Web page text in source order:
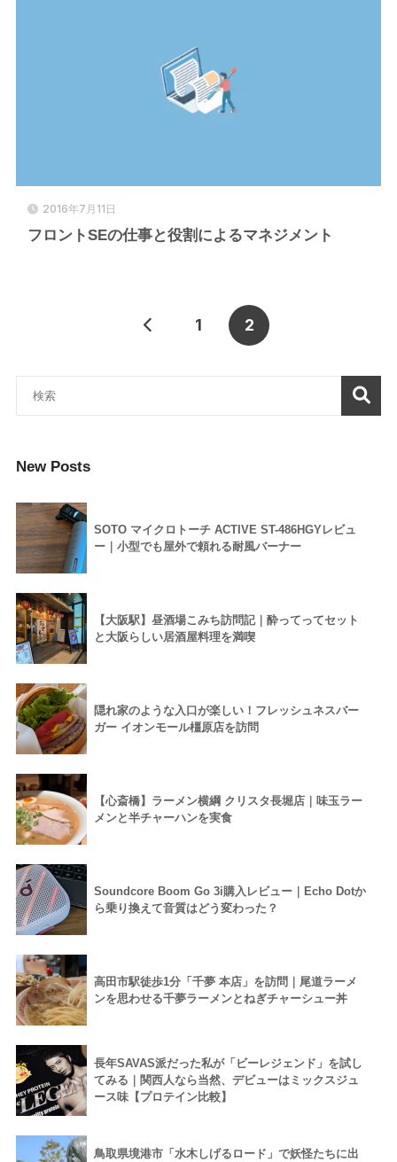
2016年7月11日
フロントSEの仕事と役割によるマネジメント
1 2
New Posts
SOTO マイクロトーチ ACTIVE ST-486HGYレビュ
ー｜小型でも屋外で頼れる耐風バーナー
【大阪駅】昼酒場こみち訪問記｜酔ってってセット
と大阪らしい居酒屋料理を満喫
隠れ家のような入口が楽しい！フレッシュネスバー
ガー イオンモール橿原店を訪問
【心斎橋】ラーメン横綱 クリスタ長堀店｜味玉ラー
メンと半チャーハンを実食
Soundcore Boom Go 3i購入レビュー｜Echo Dotか
ら乗り換えて音質はどう変わった？
高田市駅徒歩1分「千夢 本店」を訪問｜尾道ラーメ
ンを思わせる千夢ラーメンとねぎチャーシュー丼
長年SAVAS派だった私が「ビーレジェンド」を試し
てみる｜関西人なら当然、デビューはミックスジュ
ース味【プロテイン比較】
鳥取県境港市「水木しげるロード」で妖怪たちに出